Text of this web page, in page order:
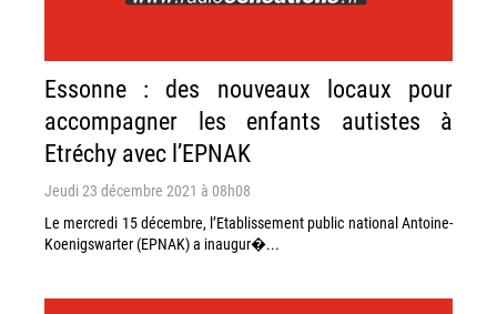
Essonne : des nouveaux locaux pour
accompagner les enfants autistes à
Etréchy avec l’EPNAK
Jeudi 23 décembre 2021 à 08h08
Le mercredi 15 décembre, l’Etablissement public national Antoine-
Koenigswarter (EPNAK) a inaugur�...